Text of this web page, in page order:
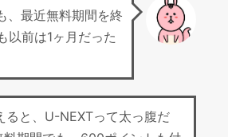
、最近無料期間を終
以前は1ヶ月だった
ると、U-NEXTって太っ腹だ